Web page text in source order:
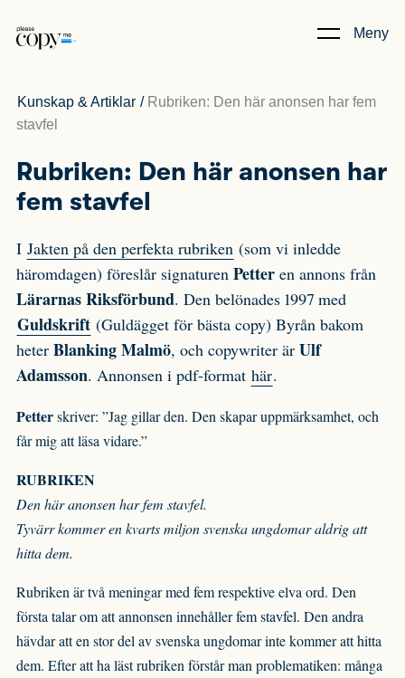
Meny
Kunskap & Artiklar / Rubriken: Den här anonsen har fem
stavfel
Rubriken: Den här anonsen har
fem stavfel
I Jakten på den perfekta rubriken (som vi inledde
häromdagen) föreslår signaturen Petter en annons från
Lärarnas Riksförbund. Den belönades 1997 med
Guldskrift (Guldägget för bästa copy) Byrån bakom
heter Blanking Malmö, och copywriter är Ulf
Adamsson. Annonsen i pdf-format här.
Petterskriver: ”Jag gillar den. Den skapar uppmärksamhet, och
får mig att läsa vidare.”
RUBRIKEN
Den här anonsen har fem stavfel.
Tyvärr kommer en kvarts miljon svenska ungdomar aldrig att
hitta dem.
Rubriken är två meningar med fem respektive elva ord. Den
första talar om att annonsen innehåller fem stavfel. Den andra
hävdar att en stor del av svenska ungdomar inte kommer att hitta
dem. Efter att ha läst rubriken förstår man problematiken: många